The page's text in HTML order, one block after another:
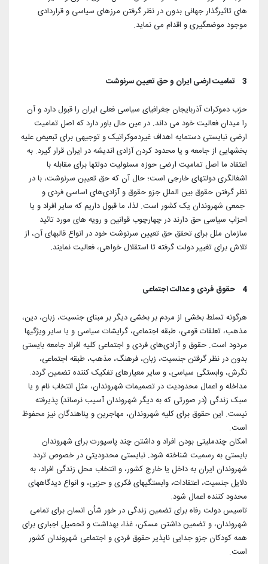
های تاثیرگذار جهانی بدون در نظر گرفتن مرزهای سیاسی و قراردادی
موجود موضعگیری و اقدام می نماید.
3 تمامیت ارضی ایران و حق تعیین سرنوشت
حزب دموکرات آذربایجان جغرافیای سیاسی فعلی ایران را قبول دارد و آن
را میدان فعالیت خود می داند. در عین حال باور دارد که اصل تمامیت
ارضی نبایستی دستمایه اهداف غیردموکراتیک و توجیهی برای تبعیض علیه
بخشهایی از جامعه و یا محدود کردن آزادی اندیشه در ایران قرار گیرد. به
اعتقاد ما اصل تمامیت ارضی حوزه مسئولیت دولتها برای مقابله با
اشغالگری دولتهای خارجی است؛ حال آن که حق تعیین سرنوشت، با در
نظر گرفتن حقوق بین الملل جزو حقوق و آزادی‌های اساسی فردی و
جمعی شهروندان یک کشور است. لذا، ما قبول داریم که سایر افراد و یا
احزاب سیاسی حق دارند در چهارچوب قوانین و رویه های مورد تائید
سازمان ملل برای تحقق حق تعیین سرنوشت خود در انواع قالبهای آن، از
تلاش برای تغییر دولت گرفته تا استقلال خواهی، فعالیت نمایند.
4 حقوق فردی و عدالت اجتماعی
هرگونه تسلط بخشی از مردم بر بخشی دیگر بر مبنای جنسیت، زبان، دین،
مذهب، تعلقات قومی، طبقه اجتماعی، گرایشات سیاسی و یا سایر ویژگیها
مردود است. حقوق و آزادی‌های فردی و اجتماعی کلیه افراد جامعه بایستی
بدون در نظر گرفتن جنسیت، زبان، فرهنگ، مذهب، طبقه اجتماعی،
نگرش‌، وابستگی سیاسی، و سایر معیارهای تفکیک کننده تضمین گردد.
مداخله و اعمال محدودیت در تصمیمات شهروندان، مثل انتخاب نام و یا
سبک زندگی (در صورتی که به دیگر شهروندان آسیب نرساند) پذیرفته
نیست. این حقوق برای کلیه شهروندان، مهاجرین و پناهندگان نیز محفوظ
است.
امکان چندملیتی بودن افراد و داشتن چند پاسپورت برای شهروندان
بایستی به رسمیت شناخته شود. نبایستی محدودیتی در خصوص تردد
شهروندان ایران به داخل یا خارج کشور، و انتخاب محل زندگی افراد، به
دلایل جنسیت، اعتقادات، وابستگیهای فکری و حزبی، و انواع دیدگاههای
محدود کننده اعمال شود.
تاسیس دولت رفاه برای تضمین زندگی در خور شأن انسان برای تمامی
شهروندان، و تضمین داشتن مسکن، غذا، بهداشت و تحصیل اجباری برای
همه کودکان جزو جدایی ناپذیر حقوق فردی و اجتماعی شهروندان کشور
است.